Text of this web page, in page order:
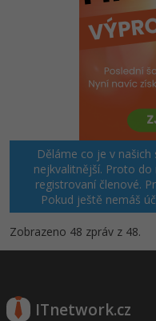
Děláme co je v našich
nejkvalitnější. Proto
registrovaní členové.
Pokud ještě nemáš
Zobrazeno 48 zpráv z 48.
ITnetwork.cz